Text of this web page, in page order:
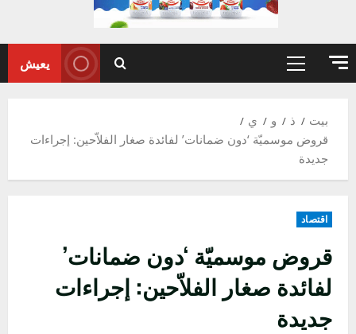
القائمة
يعيش
بيت ذ و
ي
قروض موسميّة ‘دون ضمانات’ لفائدة صغار الفلاّحين: إجراءات
جديدة
اقتصاد
قروض موسميّة ‘دون ضمانات’
لفائدة صغار الفلاّحين: إجراءات
جديدة